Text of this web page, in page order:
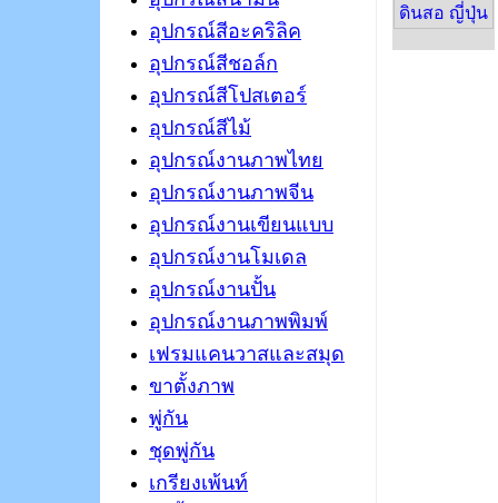
อุปกรณ์สีอะคริลิค
อุปกรณ์สีชอล์ก
อุปกรณ์สีโปสเตอร์
อุปกรณ์สีไม้
อุปกรณ์งานภาพไทย
อุปกรณ์งานภาพจีน
อุปกรณ์งานเขียนแบบ
อุปกรณ์งานโมเดล
อุปกรณ์งานปั้น
อุปกรณ์งานภาพพิมพ์
เฟรมแคนวาสและสมุด
ขาตั้งภาพ
พู่กัน
ชุดพู่กัน
เกรียงเพ้นท์